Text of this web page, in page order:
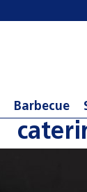
Barbecue